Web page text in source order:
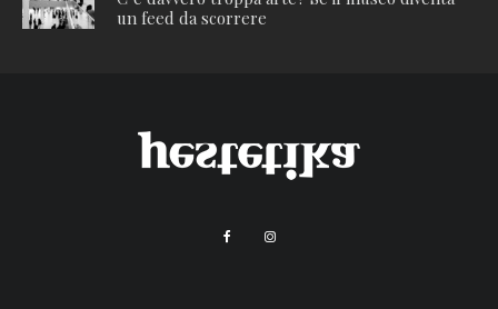
un feed da scorrere